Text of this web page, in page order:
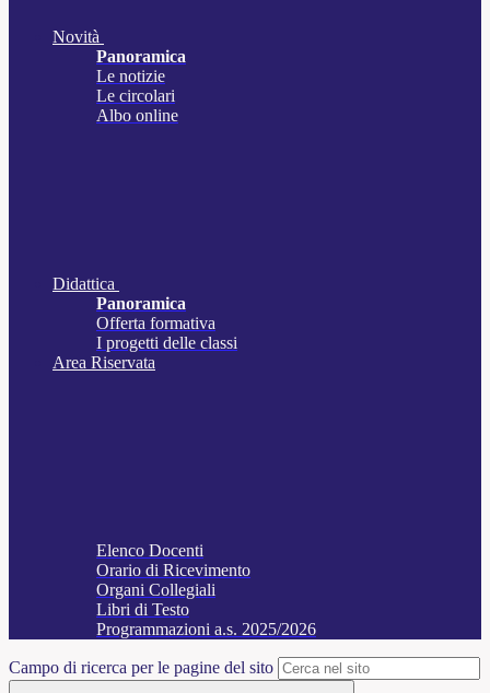
Novità
Panoramica
Le notizie
Le circolari
Albo online
Didattica
Panoramica
Offerta formativa
I progetti delle classi
Area Riservata
Elenco Docenti
Orario di Ricevimento
Organi Collegiali
Libri di Testo
Programmazioni a.s. 2025/2026
Campo di ricerca per le pagine del sito